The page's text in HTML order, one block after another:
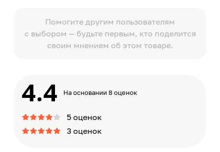
Помогите другим пользователям
с выбором — будьте первым, кто поделится
своим мнением об этом товаре.
4.4 На основании 8 оценок
5 оценок
3 оценок